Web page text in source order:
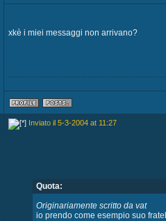
xkè i miei messaggi non arrivano?
Inviato il 5-3-2004 at 11:27
Quota:
Originariamente scritto da vat
io prendo come esempio suo